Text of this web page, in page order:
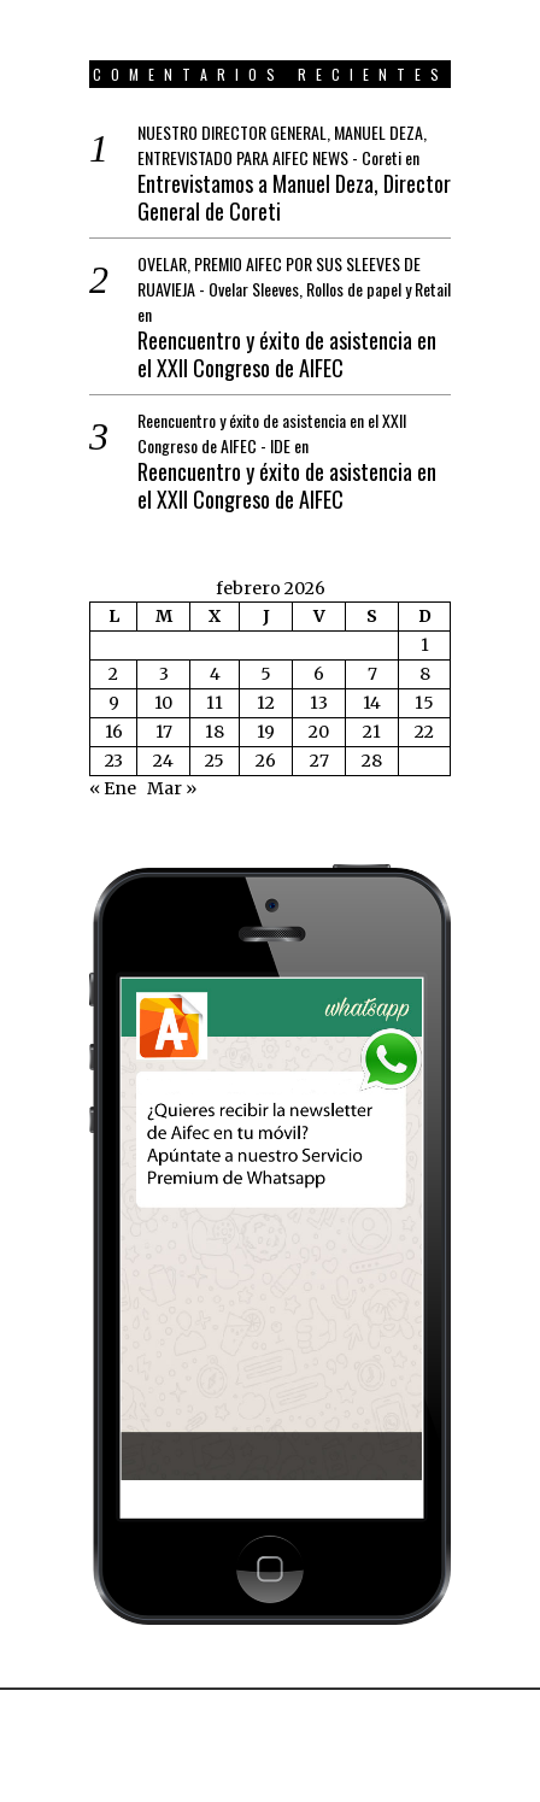
COMENTARIOS RECIENTES
NUESTRO DIRECTOR GENERAL, MANUEL DEZA,
ENTREVISTADO PARA AIFEC NEWS - Coretien
Entrevistamos a Manuel Deza, Director
General de Coreti
OVELAR, PREMIO AIFEC POR SUS SLEEVES DE
RUAVIEJA - Ovelar Sleeves, Rollos de papel y Retail
en
Reencuentro y éxito de asistencia en
el XXII Congreso de AIFEC
Reencuentro y éxito de asistencia en el XXII
Congreso de AIFEC - IDEen
Reencuentro y éxito de asistencia en
el XXII Congreso de AIFEC
febrero 2026
L
M X J V S
D
1
2
3 4 5 6 7
8
9
10 11 12 13 14
15
16
17 18 19 20 21
22
23
24 25 26 27
28
« Ene Mar »